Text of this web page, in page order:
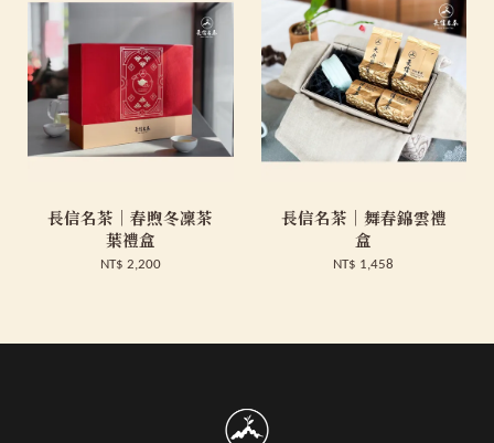
長信名茶｜春煦冬凜茶
葉禮盒
NT$ 2,200
長信名茶｜舞春錦雲禮
盒
NT$ 1,458